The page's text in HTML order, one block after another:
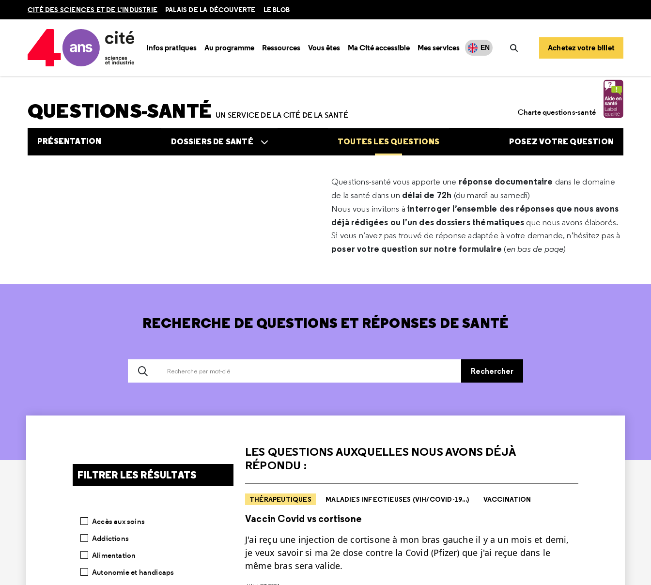
en
CITÉ DES SCIENCES ET DE L'INDUSTRIE PALAIS DE LA DÉCOUVERTE LE BLOB
Infos pratiques Au programme Ressources Vous êtes Ma Cité accessible Mes services EN
Rechercher
Achetez votre billet
Accueil Au programme
QUESTIONS-SANTÉ UN SERVICE DE LA CITÉ DE LA SANTÉ Charte questions-santé
PRÉSENTATION DOSSIERS DE SANTÉ TOUTES LES QUESTIONS POSEZ VOTRE QUESTION
Questions-santé vous apporte une réponse documentaire dans le domaine
de la santé dans un délai de 72h (du mardi au samedi)
Nous vous invitons àinterroger l’ensemble des réponses que nous avons
déjà rédigées ou l’un des dossiers thématiques que nous avons élaborés.
Si vous n’avez pas trouvé de réponse adaptée à votre demande, n’hésitez pas à
poser votre question sur notre formulaire (en bas de page)
RECHERCHE DE QUESTIONS ET RÉPONSES DE SANTÉ
Rechercher
FILTRER LES RÉSULTATS
Accès aux soins
Addictions
Alimentation
Autonomie et handicaps
LES QUESTIONS AUXQUELLES NOUS AVONS DÉJÀ
RÉPONDU :
THÉRAPEUTIQUES MALADIES INFECTIEUSES (VIH/COVID-19...) VACCINATION
Vaccin Covid vs cortisone
J'ai reçu une injection de cortisone à mon bras gauche il y a un mois et demi,
je veux savoir si ma 2e dose contre la Covid (Pfizer) que j'ai reçue dans le
même bras sera valide.